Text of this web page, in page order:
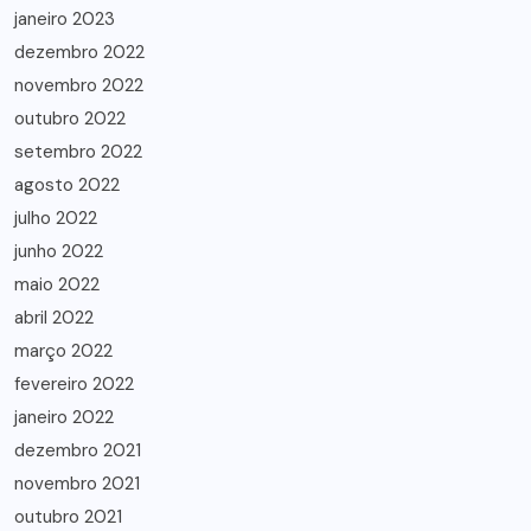
janeiro 2023
dezembro 2022
novembro 2022
outubro 2022
setembro 2022
agosto 2022
julho 2022
junho 2022
maio 2022
abril 2022
março 2022
fevereiro 2022
janeiro 2022
dezembro 2021
novembro 2021
outubro 2021